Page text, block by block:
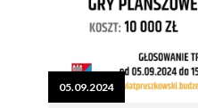
05.09.2024